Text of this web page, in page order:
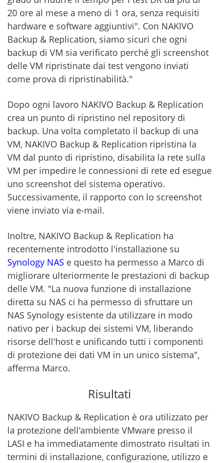
20 ore al mese a meno di 1 ora, senza requisiti
hardware e software aggiuntivi". Con NAKIVO
Backup & Replication, siamo sicuri che ogni
backup di VM sia verificato perché gli screenshot
delle VM ripristinate dai test vengono inviati
come prova di ripristinabilità."
Dopo ogni lavoro NAKIVO Backup & Replication
crea un punto di ripristino nel repository di
backup. Una volta completato il backup di una
VM, NAKIVO Backup & Replication ripristina la
VM dal punto di ripristino, disabilita la rete sulla
VM per impedire le connessioni di rete ed esegue
uno screenshot del sistema operativo.
Successivamente, il rapporto con lo screenshot
viene inviato via e-mail.
Inoltre, NAKIVO Backup & Replication ha
recentemente introdotto l'installazione su
Synology NAS e questo ha permesso a Marco di
migliorare ulteriormente le prestazioni di backup
delle VM. "La nuova funzione di installazione
diretta su NAS ci ha permesso di sfruttare un
NAS Synology esistente da utilizzare in modo
nativo per i backup dei sistemi VM, liberando
risorse dell'host e unificando tutti i componenti
di protezione dei dati VM in un unico sistema",
afferma Marco.
Risultati
NAKIVO Backup & Replication è ora utilizzato per
la protezione dell'ambiente VMware presso il
LASI e ha immediatamente dimostrato risultati in
termini di installazione, configurazione, utilizzo e